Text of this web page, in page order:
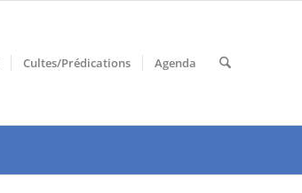
Cultes/Prédications Agenda